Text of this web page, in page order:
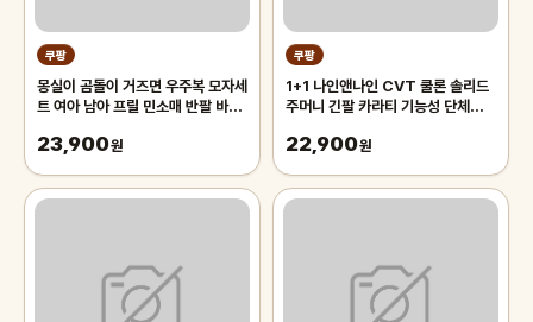
쿠팡
몽실이 곰돌이 거즈면 우주복 모자세
트 여아 남아 프릴 민소매 반팔 바디
23,900원
쿠팡
1+1 나인앤나인 CVT 쿨론 솔리드
주머니 긴팔 카라티 기능성 단체복
22,900원